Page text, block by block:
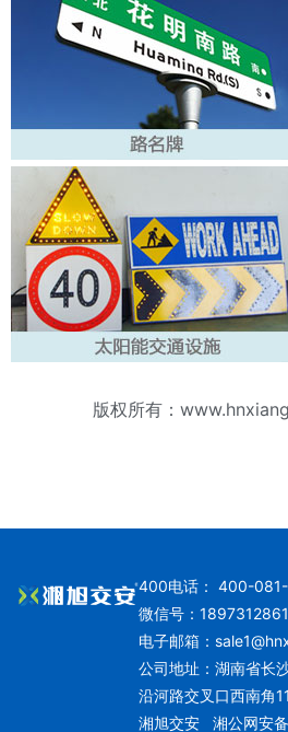
版权所有：
400电话： 400-
微信号：
电子邮箱：
公司地址：湖南省长
沿河路交叉口西南角
湘旭交安湘公网安